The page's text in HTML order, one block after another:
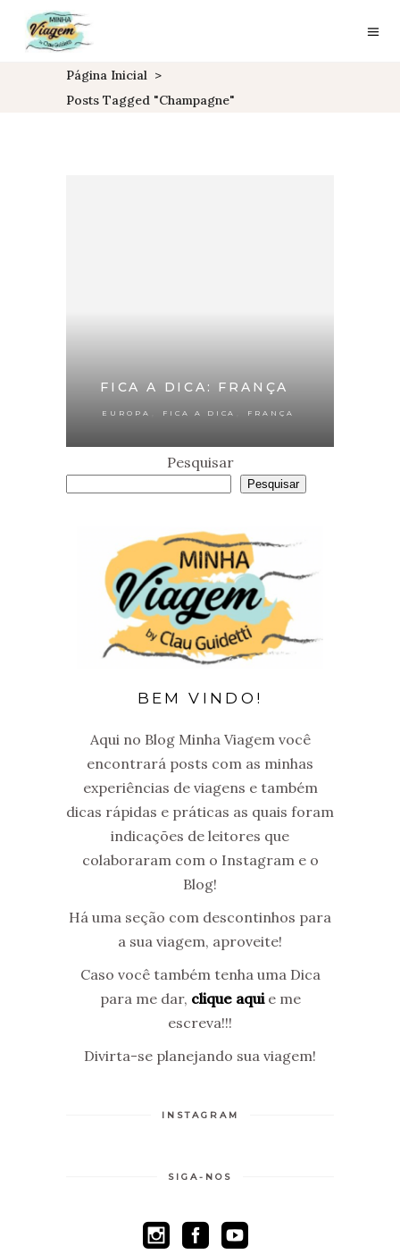
Página Inicial >
Posts Tagged "champagne"
FICA A DICA: FRANÇA
EUROPA FICA A DICA FRANÇA
Pesquisar
Pesquisar
BEM VINDO!
Aqui no Blog Minha Viagem você
encontrará posts com as minhas
experiências de viagens e também
dicas rápidas e práticas as quais foram
indicações de leitores que
colaboraram com o Instagram e o
Blog!
Há uma seção com descontinhos para
a sua viagem, aproveite!
Caso você também tenha uma Dica
para me dar, clique aquie me
escreva!!!
Divirta-se planejando sua viagem!
INSTAGRAM
SIGA-NOS